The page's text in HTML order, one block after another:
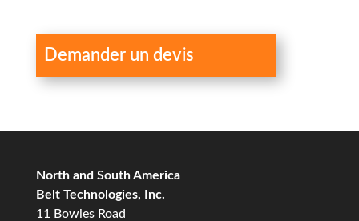
Demander un devis
North and South America
Belt Technologies, Inc.
11 Bowles Road